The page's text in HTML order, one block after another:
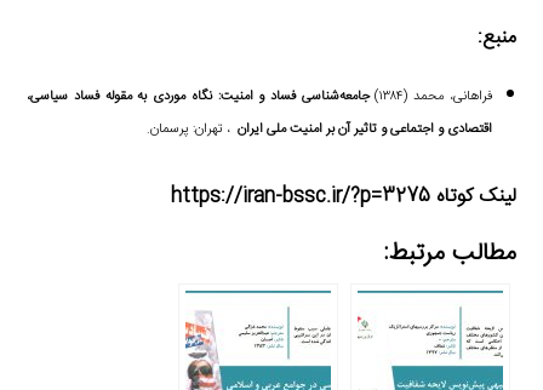
منبع:
فراهانی، محمد (۱۳۸۴)
ج‍ام‍ع‍ه‌ش‍ن‍اس‍ی ف‍س‍اد و ام‍ن‍ی‍ت: نگاه موردی به مقوله فساد سیاسی،
اقتصادی و اجتماعی و تاثیر آن بر امنیت ملی ایران ، ت‍ه‍ران: پ‍رس‍م‍ان.
لینک کوتاه https://iran-bssc.ir/?p=3275
مطالب مرتبط: